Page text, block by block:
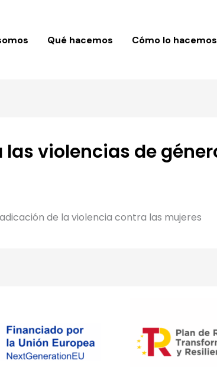
Qué hacemos Cómo lo hacemos
violencias de
de la violencia contra las mujeres